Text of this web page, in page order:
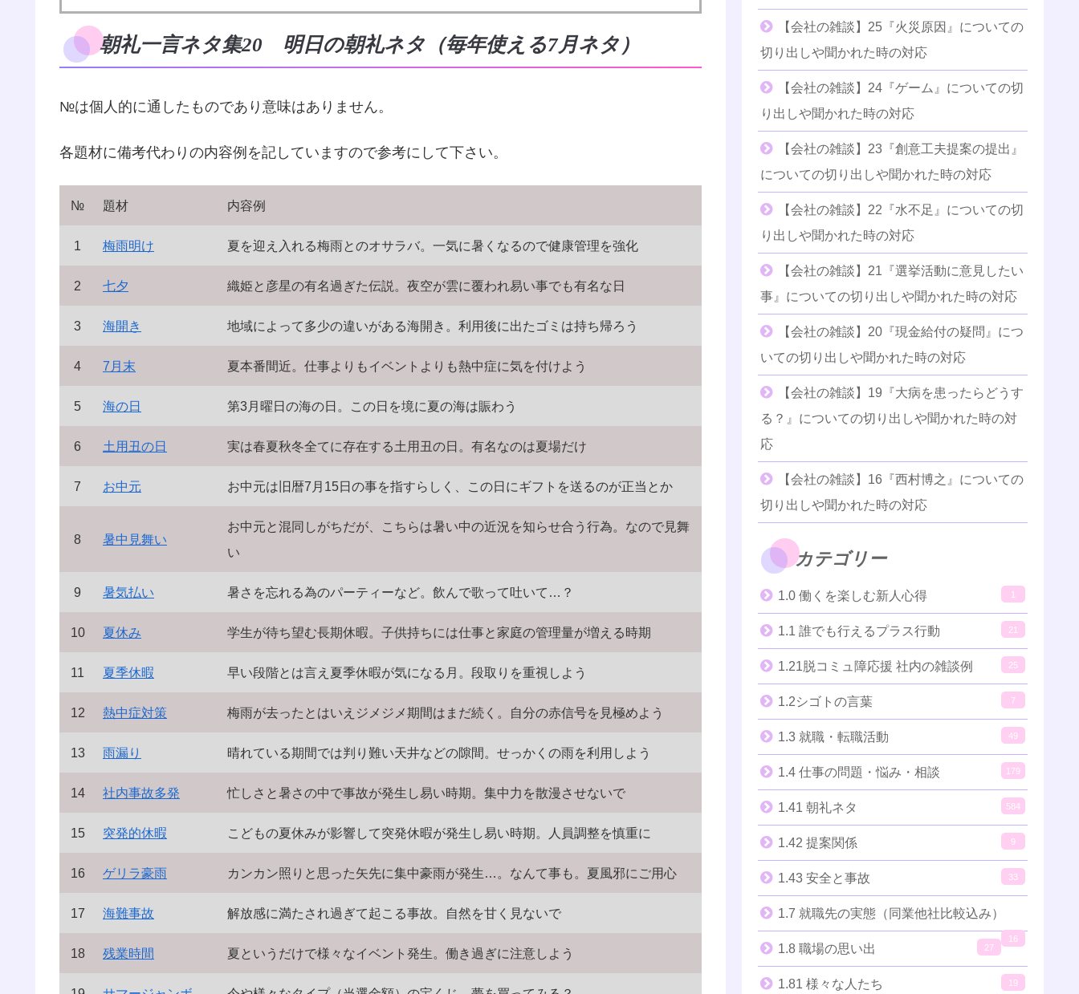
朝礼一言ネタ集20 明日の朝礼ネタ（毎年使える7月ネタ）
№は個人的に通したものであり意味はありません。
各題材に備考代わりの内容例を記していますので参考にして下さい。
№ 題材 内容例
1 梅雨明け 夏を迎え入れる梅雨とのオサラバ。一気に暑くなるので健康管理を強化
2 七夕 織姫と彦星の有名過ぎた伝説。夜空が雲に覆われ易い事でも有名な日
3 海開き 地域によって多少の違いがある海開き。利用後に出たゴミは持ち帰ろう
4 7月末 夏本番間近。仕事よりもイベントよりも熱中症に気を付けよう
5 海の日 第3月曜日の海の日。この日を境に夏の海は賑わう
6 土用丑の日 実は春夏秋冬全てに存在する土用丑の日。有名なのは夏場だけ
7 お中元 お中元は旧暦7月15日の事を指すらしく、この日にギフトを送るのが正当とか
8 暑中見舞い
お中元と混同しがちだが、こちらは暑い中の近況を知らせ合う行為。なので見舞
い
9 暑気払い 暑さを忘れる為のパーティーなど。飲んで歌って吐いて…？
10 夏休み 学生が待ち望む長期休暇。子供持ちには仕事と家庭の管理量が増える時期
11 夏季休暇 早い段階とは言え夏季休暇が気になる月。段取りを重視しよう
12 熱中症対策 梅雨が去ったとはいえジメジメ期間はまだ続く。自分の赤信号を見極めよう
13 雨漏り 晴れている期間では判り難い天井などの隙間。せっかくの雨を利用しよう
14 社内事故多発 忙しさと暑さの中で事故が発生し易い時期。集中力を散漫させないで
15 突発的休暇 こどもの夏休みが影響して突発休暇が発生し易い時期。人員調整を慎重に
16 ゲリラ豪雨 カンカン照りと思った矢先に集中豪雨が発生…。なんて事も。夏風邪にご用心
17 海難事故 解放感に満たされ過ぎて起こる事故。自然を甘く見ないで
18 残業時間 夏というだけで様々なイベント発生。働き過ぎに注意しよう
【会社の雑談】25『火災原因』についての
切り出しや聞かれた時の対応
【会社の雑談】24『ゲーム』についての切
り出しや聞かれた時の対応
【会社の雑談】23『創意工夫提案の提出』
についての切り出しや聞かれた時の対応
【会社の雑談】22『水不足』についての切
り出しや聞かれた時の対応
【会社の雑談】21『選挙活動に意見したい
事』についての切り出しや聞かれた時の対応
【会社の雑談】20『現金給付の疑問』につ
いての切り出しや聞かれた時の対応
【会社の雑談】19『大病を患ったらどうす
る？』についての切り出しや聞かれた時の対
応
【会社の雑談】16『西村博之』についての
切り出しや聞かれた時の対応
カテゴリー
1.0 働くを楽しむ新人心得 1
1.1 誰でも行えるプラス行動 21
1.21脱コミュ障応援 社内の雑談例 25
1.2シゴトの言葉 7
1.3 就職・転職活動 49
1.4 仕事の問題・悩み・相談 179
1.41 朝礼ネタ 584
1.42 提案関係 9
1.43 安全と事故 33
1.7 就職先の実態（同業他社比較込み）
16
1.8 職場の思い出 27
1.81 様々な人たち 19